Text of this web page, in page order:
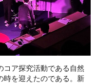
コア探究活動である自然
時を迎えたのである。新